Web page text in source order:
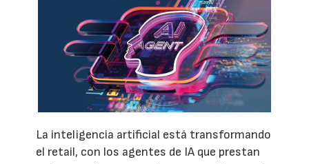
La inteligencia artificial está transformando
el retail, con los agentes de IA que prestan